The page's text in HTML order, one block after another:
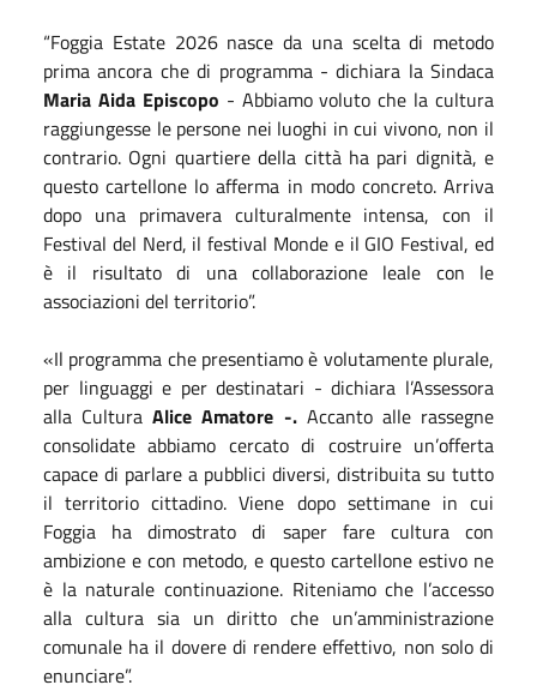
“Foggia Estate 2026 nasce da una scelta di metodo
prima ancora che di programma - dichiara la Sindaca
Maria Aida Episcopo - Abbiamo voluto che la cultura
raggiungesse le persone nei luoghi in cui vivono, non il
contrario. Ogni quartiere della città ha pari dignità, e
questo cartellone lo afferma in modo concreto. Arriva
dopo una primavera culturalmente intensa, con il
Festival del Nerd, il festival Monde e il GIO Festival, ed
è il risultato di una collaborazione leale con le
associazioni del territorio”.
«Il programma che presentiamo è volutamente plurale,
per linguaggi e per destinatari - dichiara l’Assessora
alla CulturaAlice Amatore -. Accanto alle rassegne
consolidate abbiamo cercato di costruire un’offerta
capace di parlare a pubblici diversi, distribuita su tutto
il territorio cittadino. Viene dopo settimane in cui
Foggia ha dimostrato di saper fare cultura con
ambizione e con metodo, e questo cartellone estivo ne
è la naturale continuazione. Riteniamo che l’accesso
alla cultura sia un diritto che un’amministrazione
comunale ha il dovere di rendere effettivo, non solo di
enunciare”.